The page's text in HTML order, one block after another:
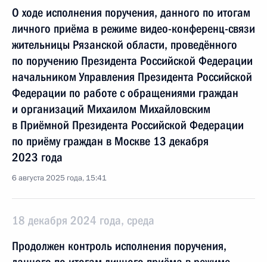
О ходе исполнения поручения, данного по итогам
личного приёма в режиме видео-конференц-связи
жительницы Рязанской области, проведённого
по поручению Президента Российской Федерации
начальником Управления Президента Российской
Федерации по работе с обращениями граждан
и организаций Михаилом Михайловским
в Приёмной Президента Российской Федерации
по приёму граждан в Москве 13 декабря
2023 года
6 августа 2025 года, 15:41
18 декабря 2024 года, среда
Продолжен контроль исполнения поручения,